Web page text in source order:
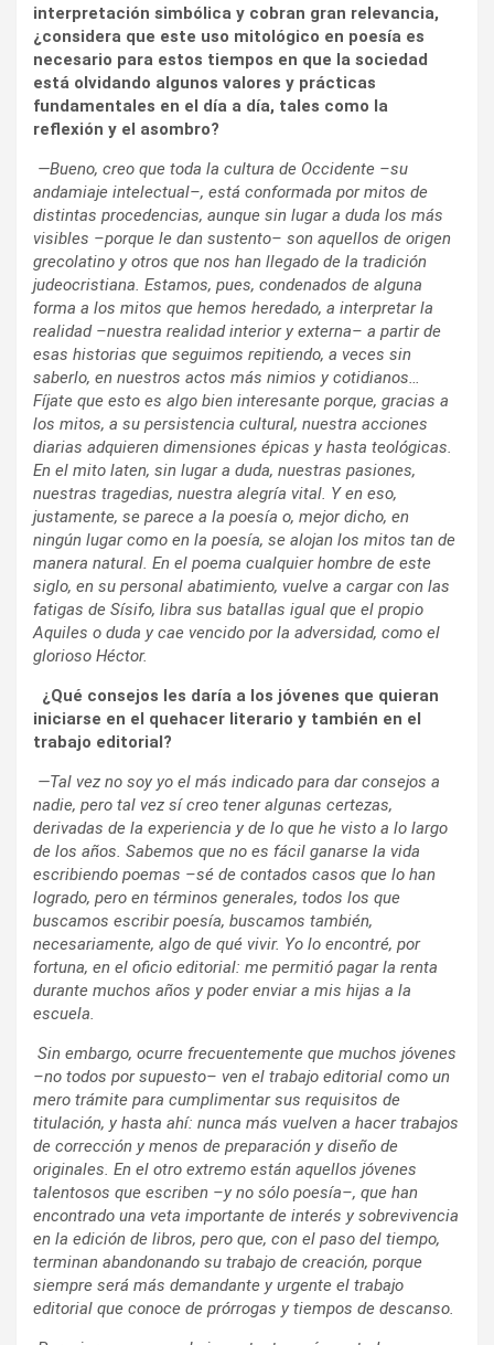
interpretación simbólica y cobran gran relevancia,
¿considera que este uso mitológico en poesía es
necesario para estos tiempos en que la sociedad
está olvidando algunos valores y prácticas
fundamentales en el día a día, tales como la
reflexión y el asombro?
—Bueno, creo que toda la cultura de Occidente –su
andamiaje intelectual–, está conformada por mitos de
distintas procedencias, aunque sin lugar a duda los más
visibles –porque le dan sustento– son aquellos de origen
grecolatino y otros que nos han llegado de la tradición
judeocristiana. Estamos, pues, condenados de alguna
forma a los mitos que hemos heredado, a interpretar la
realidad –nuestra realidad interior y externa– a partir de
esas historias que seguimos repitiendo, a veces sin
saberlo, en nuestros actos más nimios y cotidianos…
Fíjate que esto es algo bien interesante porque, gracias a
los mitos, a su persistencia cultural, nuestra acciones
diarias adquieren dimensiones épicas y hasta teológicas.
En el mito laten, sin lugar a duda, nuestras pasiones,
nuestras tragedias, nuestra alegría vital. Y en eso,
justamente, se parece a la poesía o, mejor dicho, en
ningún lugar como en la poesía, se alojan los mitos tan de
manera natural. En el poema cualquier hombre de este
siglo, en su personal abatimiento, vuelve a cargar con las
fatigas de Sísifo, libra sus batallas igual que el propio
Aquiles o duda y cae vencido por la adversidad, como el
glorioso Héctor.
¿Qué consejos les daría a los jóvenes que quieran
iniciarse en el quehacer literario y también en el
trabajo editorial?
—Tal vez no soy yo el más indicado para dar consejos a
nadie, pero tal vez sí creo tener algunas certezas,
derivadas de la experiencia y de lo que he visto a lo largo
de los años. Sabemos que no es fácil ganarse la vida
escribiendo poemas –sé de contados casos que lo han
logrado, pero en términos generales, todos los que
buscamos escribir poesía, buscamos también,
necesariamente, algo de qué vivir. Yo lo encontré, por
fortuna, en el oficio editorial: me permitió pagar la renta
durante muchos años y poder enviar a mis hijas a la
escuela.
Sin embargo, ocurre frecuentemente que muchos jóvenes
–no todos por supuesto– ven el trabajo editorial como un
mero trámite para cumplimentar sus requisitos de
titulación, y hasta ahí: nunca más vuelven a hacer trabajos
de corrección y menos de preparación y diseño de
originales. En el otro extremo están aquellos jóvenes
talentosos que escriben –y no sólo poesía–, que han
encontrado una veta importante de interés y sobrevivencia
en la edición de libros, pero que, con el paso del tiempo,
terminan abandonando su trabajo de creación, porque
siempre será más demandante y urgente el trabajo
editorial que conoce de prórrogas y tiempos de descanso.